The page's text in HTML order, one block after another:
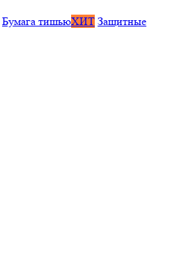
Бумага тишьюХИТ Защитные